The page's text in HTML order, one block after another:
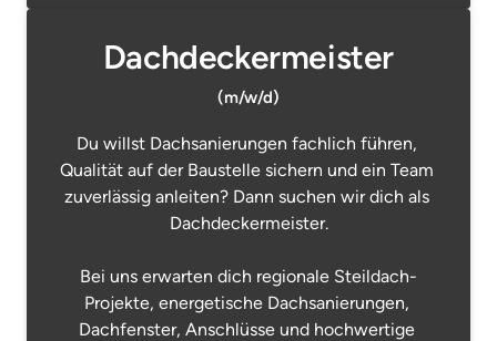
Dachdeckermeister
(m/w/d)
Du willst Dachsanierungen fachlich führen,
Qualität auf der Baustelle sichern und ein Team
zuverlässig anleiten? Dann suchen wir dich als
Dachdeckermeister.
Bei uns erwarten dich regionale Steildach-
Projekte, energetische Dachsanierungen,
Dachfenster, Anschlüsse und hochwertige